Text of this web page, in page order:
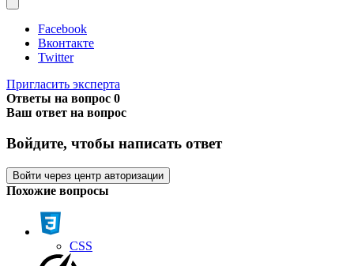
Facebook
Вконтакте
Twitter
Пригласить эксперта
Ответы на вопрос 0
Ваш ответ на вопрос
Войдите, чтобы написать ответ
Войти через центр авторизации
Похожие вопросы
CSS